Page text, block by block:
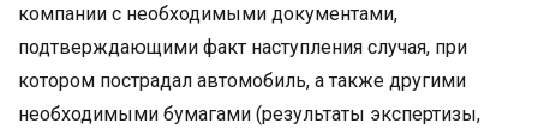
компании с необходимыми документами,
подтверждающими факт наступления случая, при
котором пострадал автомобиль, а также другими
необходимыми бумагами (результаты экспертизы,